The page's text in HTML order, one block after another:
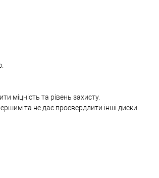
міцність та рівень захисту.
та не дає просвердлити інші диски.